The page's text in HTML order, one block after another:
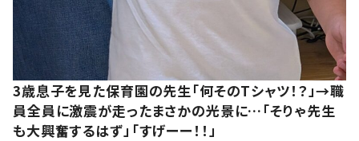
3歳息子を見た保育園の先生「何そのTシャツ！？」→職
員全員に激震が走ったまさかの光景に…「そりゃ先生
も大興奮するはず」「すげーー！！」